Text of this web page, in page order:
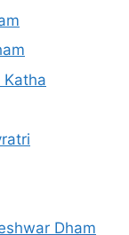
Dham